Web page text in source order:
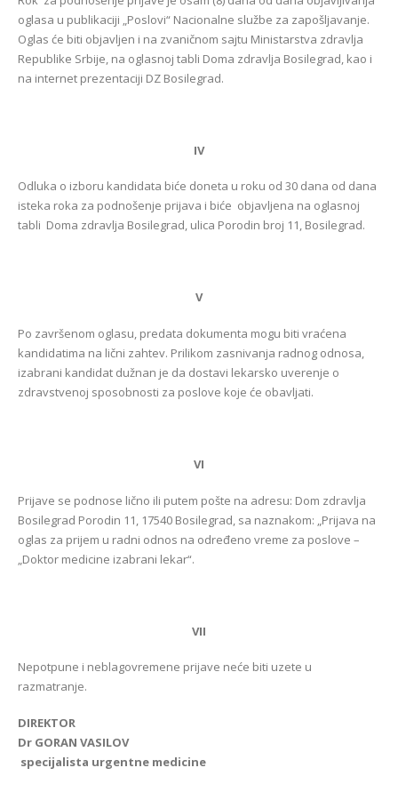
oglasa u publikaciji „Poslovi“ Nacionalne službe za zapošljavanje.
Oglas će biti objavljen i na zvaničnom sajtu Ministarstva zdravlja
Republike Srbije, na oglasnoj tabli Doma zdravlja Bosilegrad, kao i
na internet prezentaciji DZ Bosilegrad.
IV
Odluka o izboru kandidata biće doneta u roku od 30 dana od dana
isteka roka za podnošenje prijava i biće objavljena na oglasnoj
tabli Doma zdravlja Bosilegrad, ulica Porodin broj 11, Bosilegrad.
V
Po završenom oglasu, predata dokumenta mogu biti vraćena
kandidatima na lični zahtev. Prilikom zasnivanja radnog odnosa,
izabrani kandidat dužnan je da dostavi lekarsko uverenje o
zdravstvenoj sposobnosti za poslove koje će obavljati.
VI
Prijave se podnose lično ili putem pošte na adresu: Dom zdravlja
Bosilegrad Porodin 11, 17540 Bosilegrad, sa naznakom: „Prijava na
oglas za prijem u radni odnos na određeno vreme za poslove –
„Doktor medicine izabrani lekar“.
VII
Nepotpune i neblagovremene prijave neće biti uzete u
razmatranje.
DIREKTOR
Dr GORAN VASILOV
specijalista urgentne medicine